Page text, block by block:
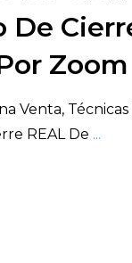
De
Zoom
Venta,
REAL De ...